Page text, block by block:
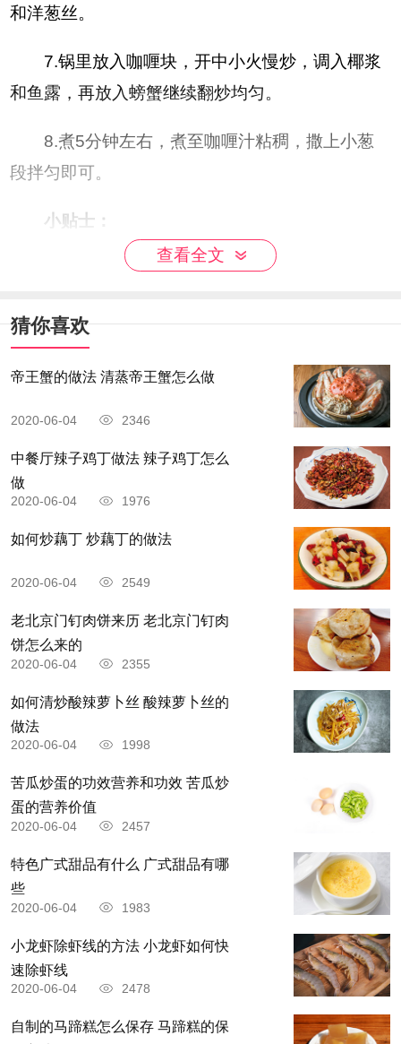
和洋葱丝。
7.锅里放入咖喱块，开中小火慢炒，调入椰浆
和鱼露，再放入螃蟹继续翻炒均匀。
8.煮5分钟左右，煮至咖喱汁粘稠，撒上小葱
段拌匀即可。
小贴士：
咖喱块口味重一些会比较好吃。
大闸蟹裹低筋面粉最好。
查看全文
猜你喜欢
帝王蟹的做法 清蒸帝王蟹怎么做
2020-06-04 2346
中餐厅辣子鸡丁做法 辣子鸡丁怎么
做
2020-06-04 1976
如何炒藕丁 炒藕丁的做法
2020-06-04 2549
老北京门钉肉饼来历 老北京门钉肉
饼怎么来的
2020-06-04 2355
如何清炒酸辣萝卜丝 酸辣萝卜丝的
做法
2020-06-04 1998
苦瓜炒蛋的功效营养和功效 苦瓜炒
蛋的营养价值
2020-06-04 2457
特色广式甜品有什么 广式甜品有哪
些
2020-06-04 1983
小龙虾除虾线的方法 小龙虾如何快
速除虾线
2020-06-04 2478
自制的马蹄糕怎么保存 马蹄糕的保